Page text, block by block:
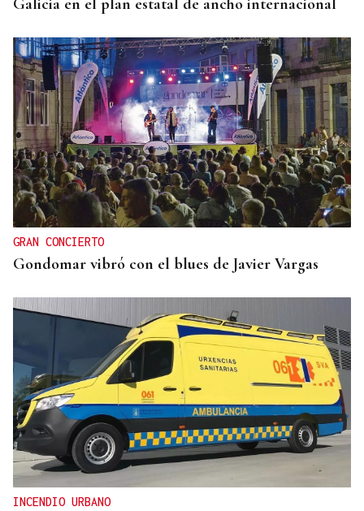
Galicia en el plan estatal de ancho internacional
GRAN CONCIERTO
Gondomar vibró con el blues de Javier Vargas
INCENDIO URBANO